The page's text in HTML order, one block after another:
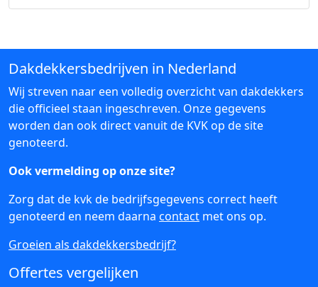
Dakdekkersbedrijven in Nederland
Wij streven naar een volledig overzicht van dakdekkers
die officieel staan ingeschreven. Onze gegevens
worden dan ook direct vanuit de KVK op de site
genoteerd.
Ook vermelding op onze site?
Zorg dat de kvk de bedrijfsgegevens correct heeft
genoteerd en neem daarna contact met ons op.
Groeien als dakdekkersbedrijf?
Offertes vergelijken